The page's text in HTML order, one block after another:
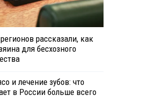
рассказали, как
для бесхозного
и лечение зубов: что
в России больше всего